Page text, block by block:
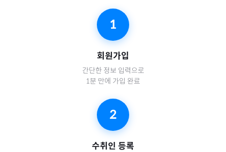
1
회원가입
간단한 정보 입력으로
1분 만에 가입 완료
2
수취인 등록